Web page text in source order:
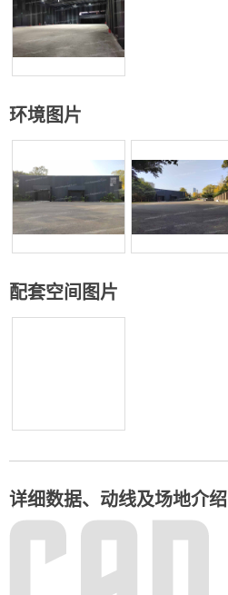
环境图片
配套空间图片
详细数据、动线及场地介绍